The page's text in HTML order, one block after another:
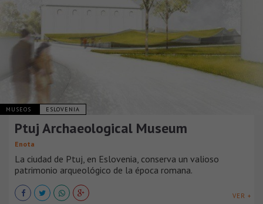
MUSEOS ESLOVENIA
Ptuj Archaeological Museum
Enota
La ciudad de Ptuj, en Eslovenia, conserva un valioso
patrimonio arqueológico de la época romana.
VER +